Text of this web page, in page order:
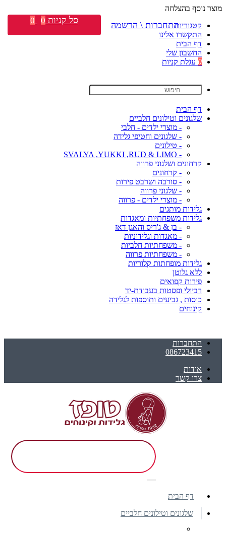
מוצר נוסף בהצלחה
קטגוריות
התקשרו אלינו
דף הבית
החשבון שלי
0 עגלת קניות
דף הבית
שלגונים וטילונים חלביים
- מוצרי ילדים - חלבי
- שלגונים וחטיפי גלידה
- טילונים
- SVALYA ,YUKKI ,RUD & LIMO
קרחונים ושלגוני פרווה
- קרחונים
- סורבה ושרבט פירות
- שלגוני פרווה
- מוצרי ילדים - פרווה
גלידות מותגים
גלידות משפחתיות ומאגדות
- בן & ג'ריס והאגן דאז
- מאגדות וגלידוניות
- משפחתיות חלביות
- משפחתיות פרווה
גלידות מופחתות קלוריות
ללא גלוטן
פירות קפואים
רביולי ופסטות בעבודת-יד
כוסות , גביעים ותוספות לגלידה
קינוחים
התחברות
086723415
אודות
צרו קשר
התחברות \ הרשמה סל קניות 0
0
דף הבית
שלגונים וטילונים חלביים